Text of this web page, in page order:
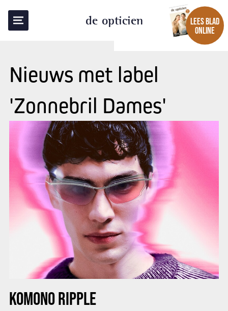
de opticien
LEES BLAD
ONLINE
Nieuws met label
'Zonnebril Dames'
KOMONO RIPPLE